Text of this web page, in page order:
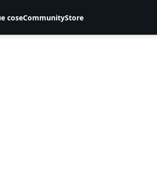
coseCommunityStore